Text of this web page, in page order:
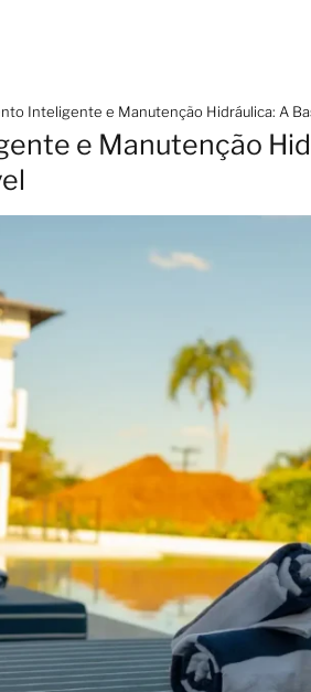
Inteligente e Manutenção Hidráulica: A
e Manutenção